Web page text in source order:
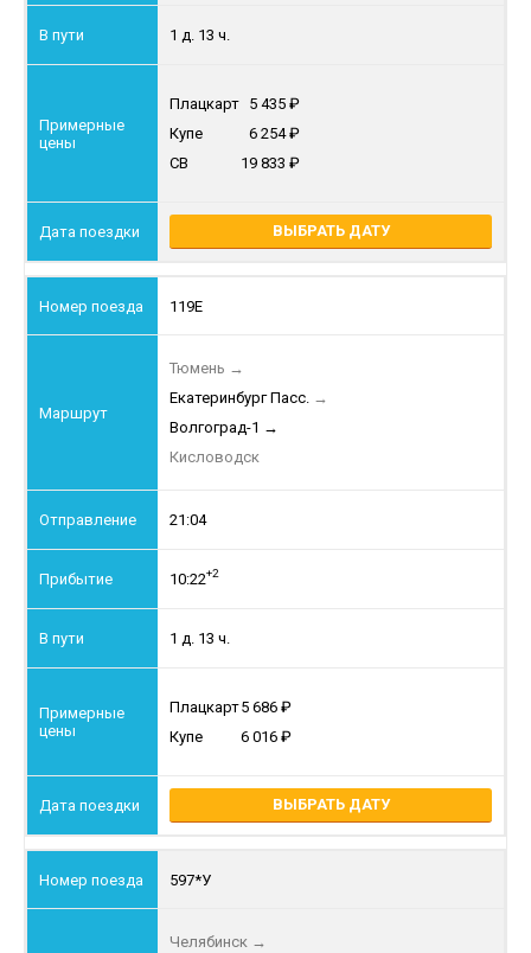
1 д. 13 ч.
Плацкарт 5 435
Купе
6 254
СВ
19 833
ВЫБРАТЬ ДАТУ
119Е
Тюмень →
Екатеринбург Пасс. →
Волгоград-1 →
Кисловодск
21:04
10:22+2
1 д. 13 ч.
Плацкарт5 686
Купе
6 016
ВЫБРАТЬ ДАТУ
597*У
Челябинск →